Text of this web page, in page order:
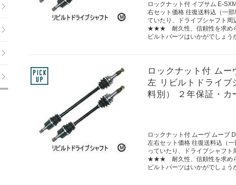
ロックナット付 イプサム E-
右セット価格 往復送料込（一
ていたり、ドライブシャフト周
★★★ 耐久性、信頼性を求めら
ビルトパーツはいかがでし
ロックナット付 ム
左 リビルトドライブ
料別） ２年保証・カ
ロックナット付 ムーヴ ムーブ
左右セット価格 往復送料込（
っていたり、ドライブシャフト
★★★ 耐久性、信頼性を求めら
ビルトパーツはいかがでし